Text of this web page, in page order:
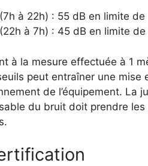
à 22h) : 55 dB en limite de
à 7h) : 45 dB en limite
à la mesure effectuée à 1
peut entraîner une mise
de l’équipement. La
du bruit doit prendre